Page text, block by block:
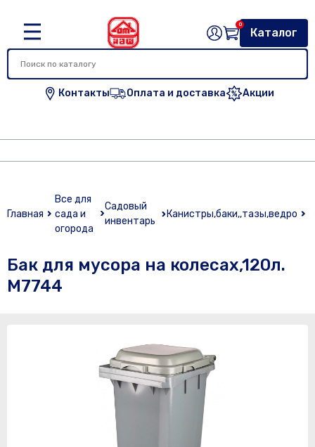
Контакты Оплата и доставка Акции
Каталог
0
Главная
Все для
сада и
огорода
Садовый
инвентарь
Канистры,баки,,тазы,ведро
Бак для мусора на колесах,120л.
М7744